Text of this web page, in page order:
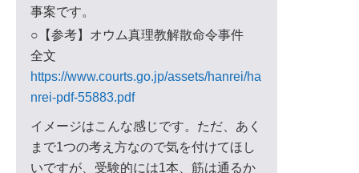
事案です。
○【参考】オウム真理教解散命令事件
全文
https://www.courts.go.jp/assets/hanrei/ha
nrei-pdf-55883.pdf
イメージはこんな感じです。ただ、あく
まで1つの考え方なので気を付けてほし
いですが、受験的には1本、筋は通るか